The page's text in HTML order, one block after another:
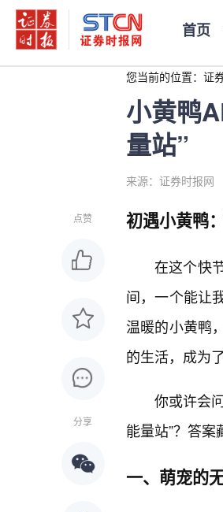
首页
您当前的位置： 证
小黄鸭
量站”
来源：证券时报网
点赞
分享
初遇小黄鸭
在这个快
间，一个能让
温暖的小黄鸭
的生活，成为
你或许会
能量站”？答案
一、萌宠的